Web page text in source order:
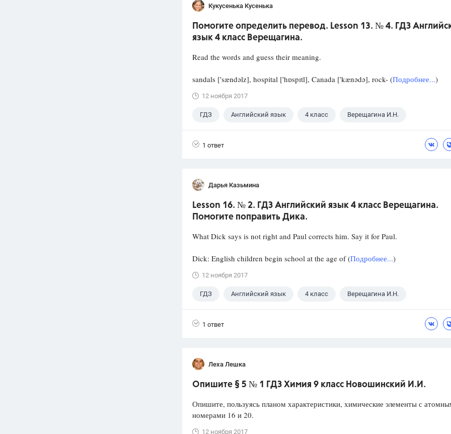
Кукусенька Кусенька
Помогите определить перевод. Lesson 13. № 4. ГДЗ
язык 4 класс Верещагина.
Read the words and guess their meaning.
sandals ['sændəlz], hospital ['hɒspɪtl], Canada ['kænədə], rock- (Подробнее...)
12 ноября 2017
ГДЗ Английский язык 4 класс Верещагина И.Н.
1 ответ
Дарья Казьмина
Lesson 16. № 2. ГДЗ Английский язык 4 класс Верещагина.
Помогите поправить Дика.
What Dick says is not right and Paul corrects him. Say it for Paul.
Dick: English children begin school at the age of (Подробнее...)
12 ноября 2017
ГДЗ Английский язык 4 класс Верещагина И.Н.
1 ответ
Леха Лешка
Опишите § 5 № 1 ГДЗ Химия 9 класс Новошинский И.И.
Опишите, пользуясь планом характеристики, химические элементы с
номерами 16 и 20.
12 ноября 2017